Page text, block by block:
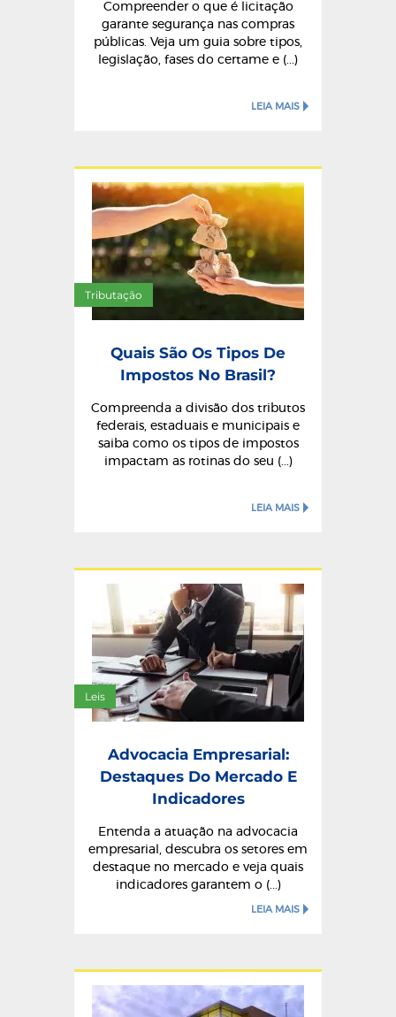
Compreender o que é licitação
garante segurança nas compras
públicas. Veja um guia sobre tipos,
legislação, fases do certame e (...)
LEIA MAIS
Tributação
Quais São Os Tipos De
Impostos No Brasil?
Compreenda a divisão dos tributos
federais, estaduais e municipais e
saiba como os tipos de impostos
impactam as rotinas do seu (...)
LEIA MAIS
Leis
Advocacia Empresarial:
Destaques Do Mercado E
Indicadores
Entenda a atuação na advocacia
empresarial, descubra os setores em
destaque no mercado e veja quais
indicadores garantem o (...)
LEIA MAIS